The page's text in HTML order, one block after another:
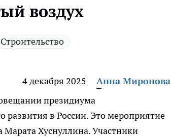
воздух
Строительство
4 декабря 2025
Анна Миронова
президиума
развития в России. Это мероприятие
Хуснуллина. Участники